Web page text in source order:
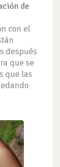
de
con el
después
que se
que las